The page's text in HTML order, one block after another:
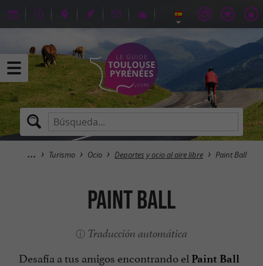
Turismo Ocio Deportes y ocio al aire libre Paint Ball
Paint Ball
Traducción automática
Desafía a tus amigos encontrando el Paint Ball